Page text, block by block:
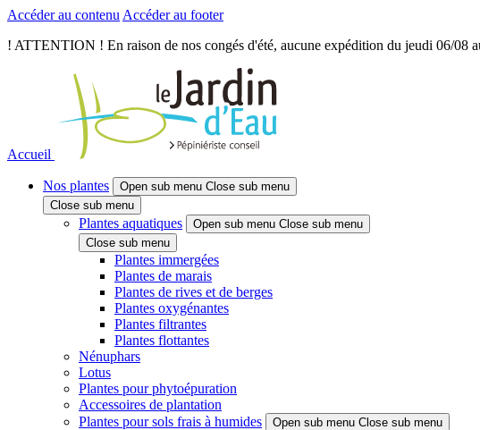
Accéder au contenu Accéder au footer
! ATTENTION ! En raison de nos congés d'été, aucune expédition du jeudi 06/08
Accueil
Nos plantes Open sub menu Close sub menu
Close sub menu
Plantes aquatiques Open sub menu Close sub menu
Close sub menu
Plantes immergées
Plantes de marais
Plantes de rives et de berges
Plantes oxygénantes
Plantes filtrantes
Plantes flottantes
Nénuphars
Lotus
Plantes pour phytoépuration
Accessoires de plantation
Plantes pour sols frais à humides
Open sub menu Close sub menu